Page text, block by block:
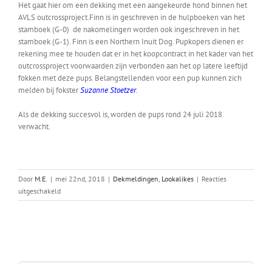
Het gaat hier om een dekking met een aangekeurde hond binnen het
AVLS outcrossproject.Finn is in geschreven in de hulpboeken van het
stamboek (G-0) de nakomelingen worden ook ingeschreven in het
stamboek (G-1). Finn is een Northern Inuit Dog. Pupkopers dienen er
rekening mee te houden dat er in het koopcontract in het kader van het
outcrossproject voorwaarden zijn verbonden aan het op latere leeftijd
fokken met deze pups. Belangstellenden voor een pup kunnen zich
melden bij foksterSuzanne Stoetzer.
Als de dekking succesvol is, worden de pups rond 24 juli 2018
verwacht.
Door M.E. | mei 22nd, 2018 | Dekmeldingen, Lookalikes | Reacties
uitgeschakeldvoor
Matsi